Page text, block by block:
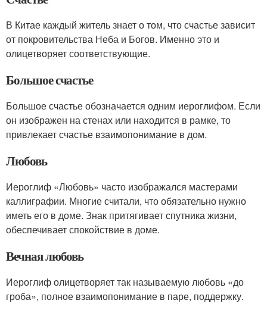
В Китае каждый житель знает о том, что счастье зависит
от покровительства Неба и Богов. Именно это и
олицетворяет соответствующие.
Большое счастье
Большое счастье обозначается одним иероглифом. Если
он изображен на стенах или находится в рамке, то
привлекает счастье взаимопонимание в дом.
Любовь
Иероглиф «Любовь» часто изображался мастерами
каллиграфии. Многие считали, что обязательно нужно
иметь его в доме. Знак притягивает спутника жизни,
обеспечивает спокойствие в доме.
Вечная любовь
Иероглиф олицетворяет так называемую любовь «до
гроба», полное взаимопонимание в паре, поддержку.